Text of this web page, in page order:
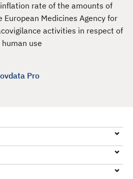
rate of the amounts of
Medicines Agency for
activities in respect of
use
Pro